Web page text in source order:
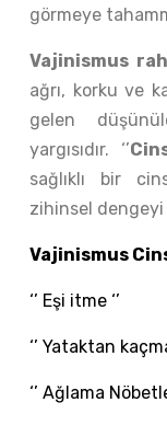
görmeye
Vajinismus
ağrı, korku ve
gelen
yargısıdır. ‘’
sağlıklı bir
zihinsel dengeyi
Vajinismus
‘’ Eşi itme ‘’
‘’ Yataktan
‘’ Ağlama